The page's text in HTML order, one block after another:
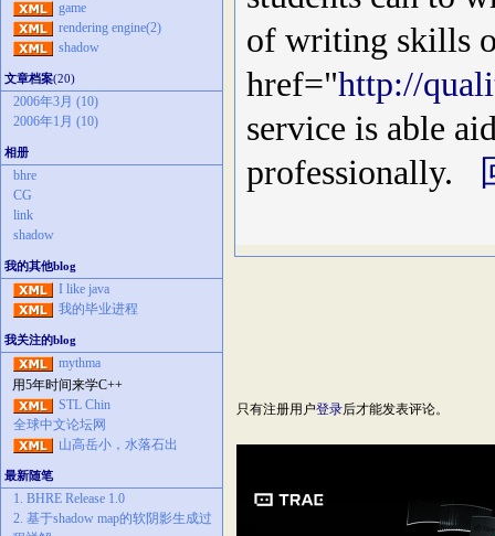
game
rendering engine(2)
shadow
文章档案(20)
2006年3月 (10)
2006年1月 (10)
相册
bhre
CG
link
shadow
我的其他blog
I like java
我的毕业进程
我关注的blog
mythma
用5年时间来学C++
STL Chin
全球中文论坛网
山高岳小，水落石出
最新随笔
1. BHRE Release 1.0
2. 基于shadow map的软阴影生成过
of writing skills
href="http://
service is able
professionally.
只有注册用户登录后才能发表评论。